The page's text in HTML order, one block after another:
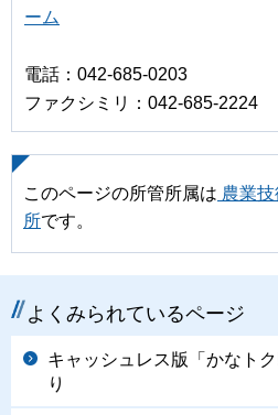
ーム
電話：042-685-0203
ファクシミリ：042-685-2224
このページの所管所属は 農業
所です。
よくみられているページ
キャッシュレス版「かなト
り